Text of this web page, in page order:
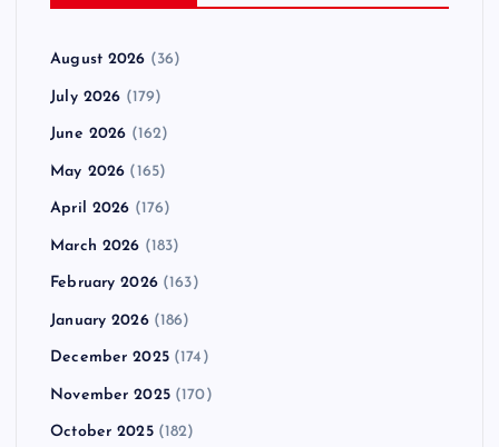
August 2026 (36)
July 2026 (179)
June 2026 (162)
May 2026 (165)
April 2026 (176)
March 2026 (183)
February 2026(163)
January 2026(186)
December 2025(174)
November 2025(170)
October 2025(182)